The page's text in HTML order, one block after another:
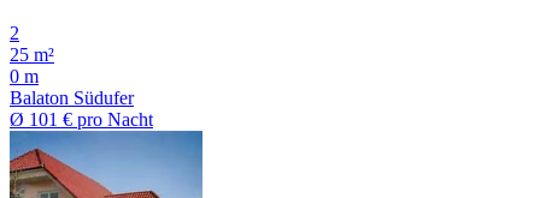
2
25 m²
0 m
Balaton Südufer
Ø 101 € pro Nacht